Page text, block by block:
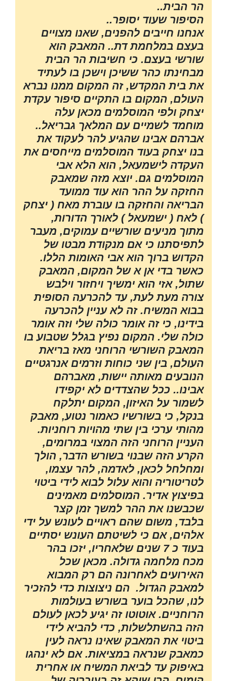
הר הבית..
הסיפור שעוד יסופר..
אנחנו חייבים להפנים, שאנו מצויים
בעצם במלחמת דת.. המאבק הוא
שורשי בעצם. כי חשיבות הר הבית
מבחינתו כהר ששיכן וישכן בו לעתיד
את בית המקדש, זה המקום ממנו נברא
העולם, המקום בו התקיים סיפור עקדת
יצחק ולפי המוסלמים מכאן עלה
מוחמד לשמיים עם המלאך גבריאל..
אברהם אבינו שהגיע להר לעקוד את
בנו יצחק בעוד המוסלמים מייחסים את
העקדה לישמעאל, הוא הלא אבי
המוסלמים גם. יוצא מזה שמאבק
החזקה על ההר הוא עוד ממועד
הבריאה והחזקה בו עוברת מאח ( יצחק
) לאח ( ישמעאל ) לאורך הדורות,
מתוך מניעים שורשיים עמוקים, מעבר
לתפיסתנו כי אם מנקודת מבטו של
הקדוש ברוך הוא אבי האומות הללו.
כאשר בדי אן א של המקום, המאבק
שתול, אזי הוא ימשיך ויחזור וילבש
צורה מעת לעת, עד להכרעה הסופית
בבוא המשיח. זה לא עניין להכרעה
בידינו, כי זה אומר כולה שלי וזה אומר
כולה שלי. המקום נפיץ בגלל שטבוע בו
המאבק השורשי הרוחני מאז בריאת
העולם, בין שני כוחות וזרמים אנרגטיים
הנובעים מאותה יישות, מאברהם
אבינו.. ככל שהצדדים לא יקפידו
לשמור על האיזון, המקום יתלקח
בנקל, כי בשורשיו כאמור נטוע, מאבק
מהותי ערכי בין שתי מהויות רוחניות.
העניין הרוחני הזה המצוי במרומים,
הקרע הזה שבנוי בשורש הדבר, הולך
ומחלחל לכאן, לאדמה, להר עצמו,
לטריטוריה והוא עלול לבוא לידי ביטוי
בפיצוץ אדיר. המוסלמים מאמינים
שכבשנו את ההר למשך זמן קצר
בלבד, משום שהם ראויים לעונש על ידי
אלהים, אם כי לשיטתם העונש יסתיים
בעוד כ 7 שנים שלאחריו, יזכו בהר
מכח מלחמה גדולה. מכאן שכל
האירועים לאחרונה הם רק המבוא
למאבק הגדול. הם ניצוצות כדי להזכיר
לנו, שהכל בוער בשורש בעולמות
הרוחניים. אוטוטו זה יגיע לכאן לעולם
הזה בהשתלשלות, כדי להביא לידי
ביטוי את המאבק שאינו נראה לעין
כמאבק שנראה במציאות. אם לא ינהגו
באיפוק עד לביאת המשיח או אחרית